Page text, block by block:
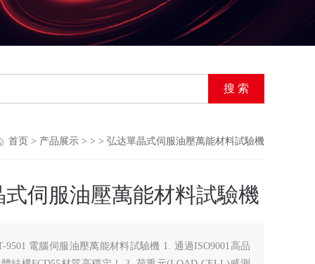
首页 > 产品展示 > > > 弘达單晶式伺服油壓萬能材料試驗機
式伺服油壓萬能材料試驗機
9501 電腦伺服油壓萬能材料試驗機 1. 通過ISO9001高品